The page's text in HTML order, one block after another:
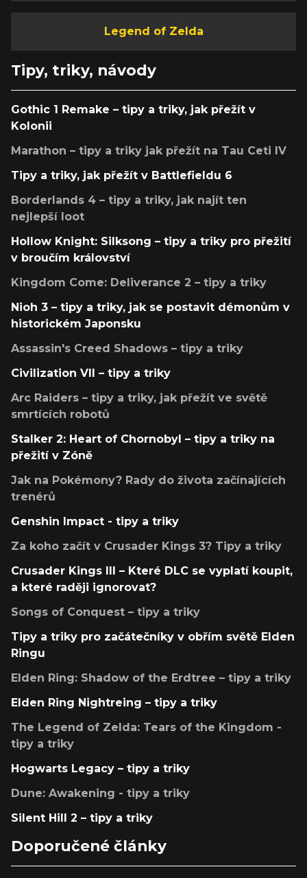
Legend of Zelda
Tipy, triky, návody
Gothic 1 Remake – tipy a triky, jak přežít v
Kolonii
Marathon – tipy a triky jak přežít na Tau Ceti IV
Tipy a triky, jak přežít v Battlefieldu 6
Borderlands 4 – tipy a triky, jak najít ten
nejlepší loot
Hollow Knight: Silksong – tipy a triky pro přežití
v broučím království
Kingdom Come: Deliverance 2 – tipy a triky
Nioh 3 – tipy a triky, jak se postavit démonům v
historickém Japonsku
Assassin's Creed Shadows – tipy a triky
Civilization VII – tipy a triky
Arc Raiders – tipy a triky, jak přežít ve světě
smrtících robotů
Stalker 2: Heart of Chornobyl – tipy a triky na
přežití v Zóně
Jak na Pokémony? Rady do života začínajících
trenérů
Genshin Impact - tipy a triky
Za koho začít v Crusader Kings 3? Tipy a triky
Crusader Kings III – Které DLC se vyplatí koupit,
a které raději ignorovat?
Songs of Conquest – tipy a triky
Tipy a triky pro začátečníky v obřím světě Elden
Ringu
Elden Ring: Shadow of the Erdtree – tipy a triky
Elden Ring Nightreing – tipy a triky
The Legend of Zelda: Tears of the Kingdom -
tipy a triky
Hogwarts Legacy – tipy a triky
Dune: Awakening - tipy a triky
Silent Hill 2 – tipy a triky
Doporučené články